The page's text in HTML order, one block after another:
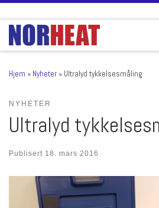
Skip to content
Hjem » Nyheter » Ultralyd tykkelsesmåling
NYHETER
Ultralyd
Publisert 18. mars 2016